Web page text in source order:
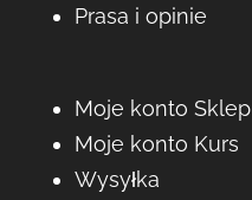
Prasa i opinie
Moje konto Sklep
Moje konto Kurs
Wysyłka